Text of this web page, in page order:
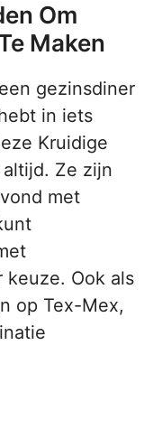
Om
Maken
gezinsdiner
in iets
Kruidige
Ze zijn
met
keuze. Ook als
op Tex-Mex,